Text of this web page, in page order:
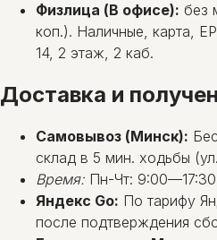
Физлица (В офисе): без
коп.). Наличные, карта,
14, 2 этаж, 2 каб.
Доставка и
Самовывоз (Минск):
склад в 5 мин. ходьбы
Время: Пн-Чт:
Яндекс Go: По тарифу
после подтверждения